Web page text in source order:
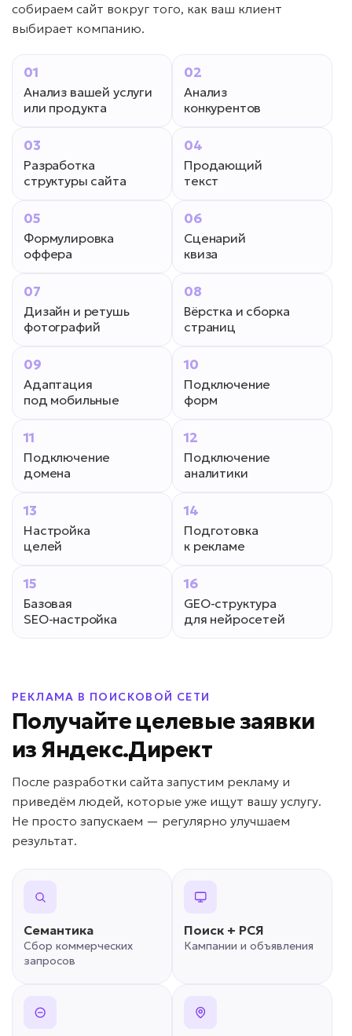
собираем сайт вокруг того, как ваш клиент
выбирает компанию.
01
Анализ вашей услуги
или продукта
02
Анализ
конкурентов
03
Разработка
структуры сайта
04
Продающий
текст
05
Формулировка
оффера
06
Сценарий
квиза
07
Дизайн и ретушь
фотографий
08
Вёрстка и сборка
страниц
09
Адаптация
под мобильные
10
Подключение
форм
11
Подключение
домена
12
Подключение
аналитики
13
Настройка
целей
14
Подготовка
к рекламе
15
Базовая
SEO-настройка
16
GEO-структура
для нейросетей
РЕКЛАМА В ПОИСКОВОЙ СЕТИ
Получайте целевые заявки
из Яндекс.Директ
После разработки сайта запустим рекламу и
приведём людей, которые уже ищут вашу услугу.
Не просто запускаем — регулярно улучшаем
результат.
Семантика
Сбор коммерческих
запросов
Поиск + РСЯ
Кампании и объявления